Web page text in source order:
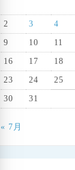
2 3 4
9 10 11
16 17 18
23 24 25
30 31
« 7月